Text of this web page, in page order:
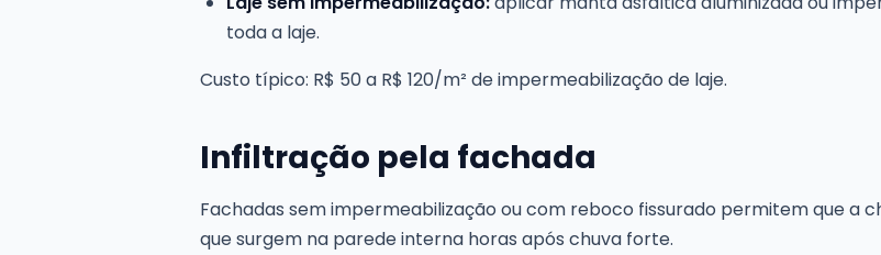
toda a laje.
Custo típico: R$ 50 a R$ 120/m² de impermeabilização de laje.
Infiltração pela fachada
Fachadas sem impermeabilização ou com reboco fissurado permitem que a
que surgem na parede interna horas após chuva forte.